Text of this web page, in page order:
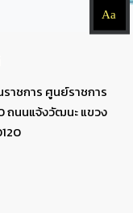
Aa
าชการ ศูนย์ราชการ
ถนนแจ้งวัฒนะ แขวง